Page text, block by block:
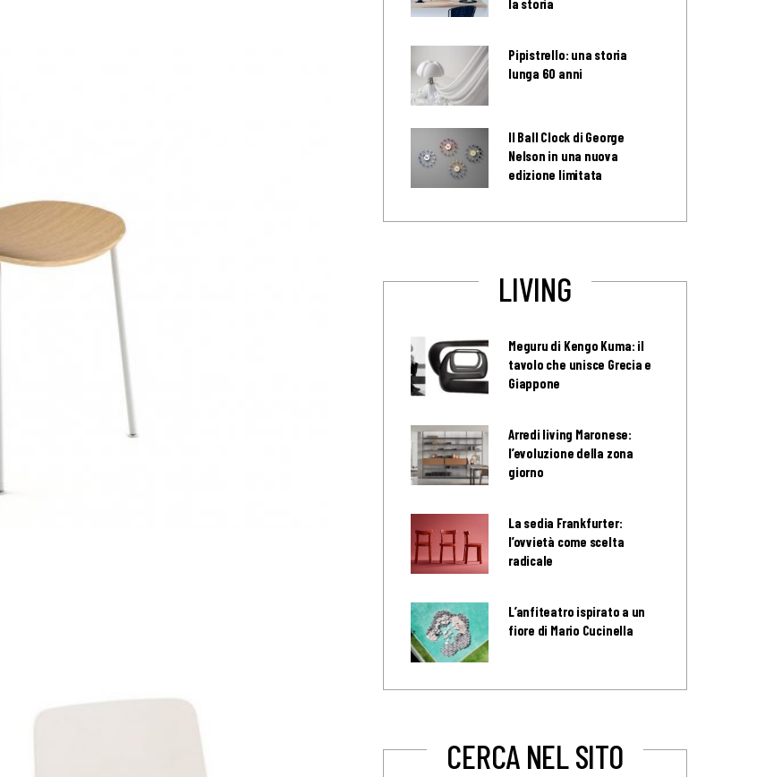
la storia
Pipistrello: una storia
lunga 60 anni
Il Ball Clock di George
Nelson in una nuova
edizione limitata
LIVING
Meguru di Kengo Kuma: il
tavolo che unisce Grecia e
Giappone
Arredi living Maronese:
l’evoluzione della zona
giorno
La sedia Frankfurter:
l’ovvietà come scelta
radicale
L’anfiteatro ispirato a un
fiore di Mario Cucinella
CERCA NEL SITO